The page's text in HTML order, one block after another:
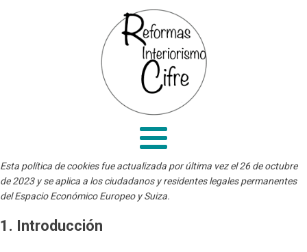
Esta política de cookies fue actualizada por última vez el 26 de octubre
de 2023 y se aplica a los ciudadanos y residentes legales permanentes
del Espacio Económico Europeo y Suiza.
1. Introducción